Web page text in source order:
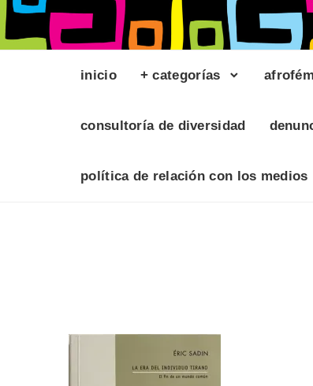
inicio + categorías
consultoría de diversidad
política de relación con los medios